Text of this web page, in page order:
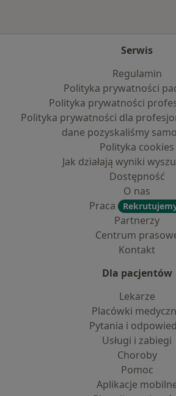
Serwis
Regulamin
Polityka prywatności
Polityka prywatności
Polityka prywatności dla
dane pozyskaliśmy
Polityka cookies
Jak działają wyniki
Dostępność
O nas
Praca
Partnerzy
Centrum
Kontakt
Dla pacjentów
Lekarze
Placówki
Pytania i
Usługi i zabiegi
Choroby
Pomoc
Aplikacje